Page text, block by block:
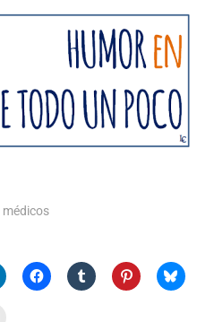
médicos